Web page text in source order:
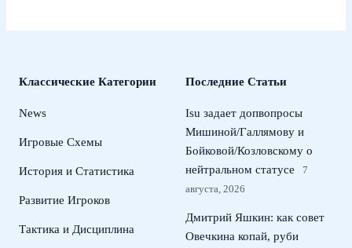
Классические Категории
News
Игровые Схемы
История и Статистика
Развитие Игроков
Тактика и Дисциплина
Последние Статьи
Isu задает допвопросы
Мишиной/Галлямову и
Бойковой/Козловскому о
нейтральном статусе
7
августа, 2026
Дмитрий Яшкин: как совет
Овечкина копай, руби